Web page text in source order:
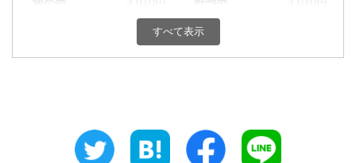
3,010円 千葉県
3,170円 福井県
すべて表示